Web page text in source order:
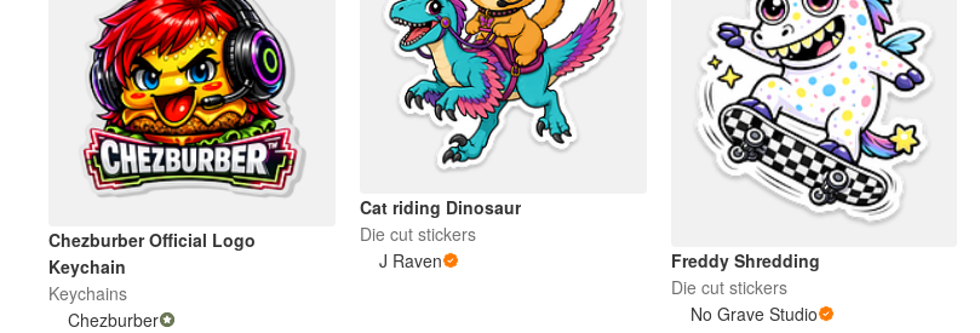
Chezburber Official Logo
Keychain
Keychains
Chezburber
Cat riding Dinosaur
Die cut stickers
J Raven
Freddy Shredding
Die cut stickers
No Grave Studio